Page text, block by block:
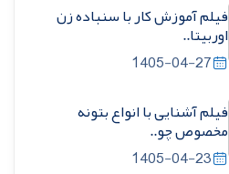
فیلم آموزش کار با سنباده زن
اوربیتا..
1405-04-27
فیلم آشنایی با انواع بتونه
مخصوص چو..
1405-04-23